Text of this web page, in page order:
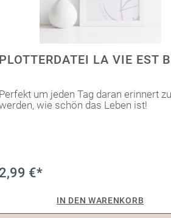
LA VIE EST
um jeden Tag daran erinnert zu
wie schön das Leben ist!
€*
IN DEN WARENKORB